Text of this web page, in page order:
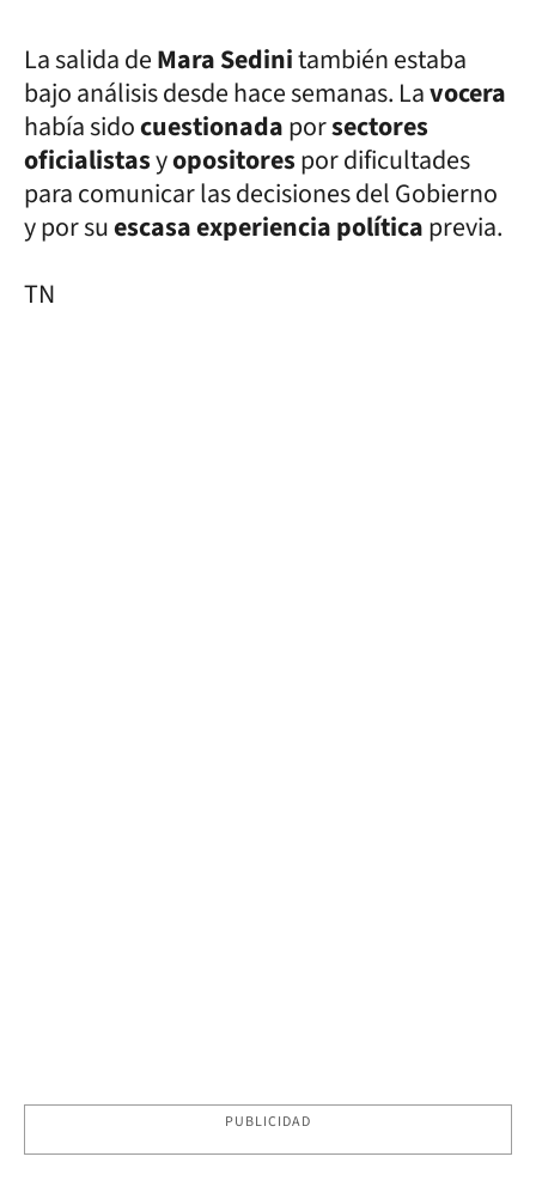
La salida deMara Sedinitambién estaba
bajo análisis desde hace semanas. Lavocera
había sidocuestionadaporsectores
oficialistasyopositorespor dificultades
para comunicar las decisiones del Gobierno
y por suescasa experiencia políticaprevia.
TN
PUBLICIDAD